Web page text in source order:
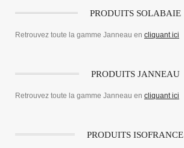
PRODUITS SOLABAIE
Retrouvez toute la gamme Janneau en cliquant ici
PRODUITS JANNEAU
Retrouvez toute la gamme Janneau en cliquant ici
PRODUITS ISOFRANCE